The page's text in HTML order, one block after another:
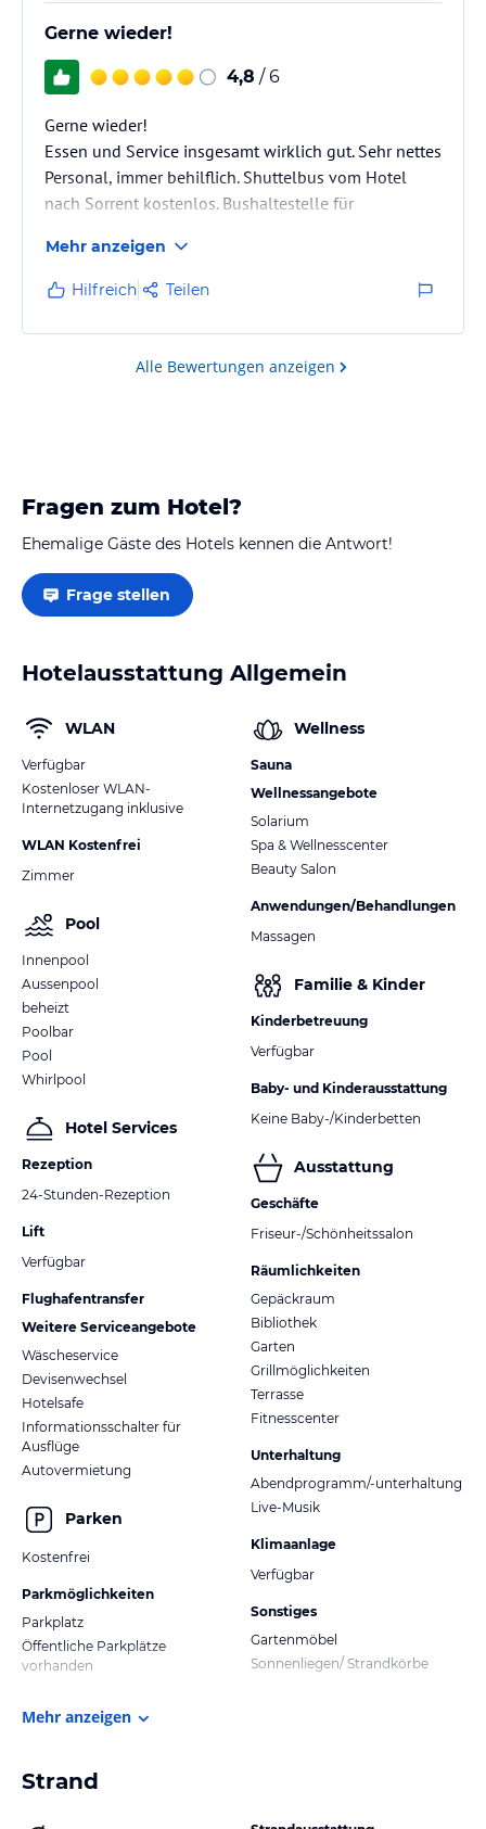
Gerne wieder!
4,8 / 6
Gerne wieder!
Essen und Service insgesamt wirklich gut. Sehr nettes
Personal, immer behilflich. Shuttelbus vom Hotel
nach Sorrent kostenlos. Bushaltestelle für
in einer Bar 400 m entfernt jederzeit erhältlich, Bus
fährt alle 30 Min. nach Sorrent. Rezeption sehr
kompetent, reserviert auch Plätze in anderen
Restaurants.
Mehr anzeigen
Hilfreich Teilen
Alle Bewertungen anzeigen
Fragen zum Hotel?
Ehemalige Gäste des Hotels kennen die Antwort!
Frage stellen
Hotelausstattung Allgemein
WLAN
Verfügbar
Kostenloser WLAN-
Internetzugang inklusive
WLAN Kostenfrei
Zimmer
Pool
Innenpool
Aussenpool
beheizt
Poolbar
Pool
Whirlpool
Hotel Services
Rezeption
24-Stunden-Rezeption
Lift
Verfügbar
Flughafentransfer
Weitere Serviceangebote
Wäscheservice
Devisenwechsel
Hotelsafe
Informationsschalter für
Ausflüge
Autovermietung
Parken
Kostenfrei
Parkmöglichkeiten
Parkplatz
Öffentliche Parkplätze
vorhanden
Wellness
Sauna
Wellnessangebote
Solarium
Spa & Wellnesscenter
Beauty Salon
Anwendungen/Behandlungen
Massagen
Familie & Kinder
Kinderbetreuung
Verfügbar
Baby- und Kinderausstattung
Keine Baby-/Kinderbetten
Ausstattung
Geschäfte
Friseur-/Schönheitssalon
Räumlichkeiten
Gepäckraum
Bibliothek
Garten
Grillmöglichkeiten
Terrasse
Fitnesscenter
Unterhaltung
Abendprogramm/-unterhaltung
Live-Musik
Klimaanlage
Verfügbar
Sonstiges
Gartenmöbel
Sonnenliegen/ Strandkörbe
Mehr anzeigen
Strand